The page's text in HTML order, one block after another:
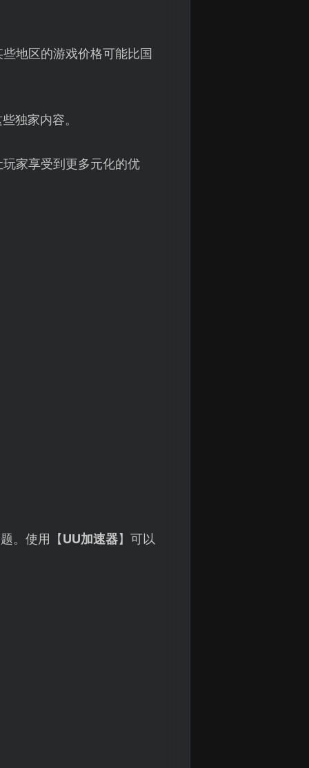
地区的游戏价格可能比国
独家内容。
家享受到更多元化的优
。使用【UU加速器】可以